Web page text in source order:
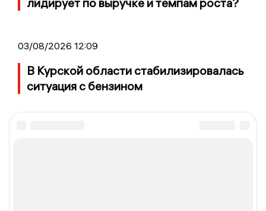
03/08/2026 12:09
В Курской области стабилизировалась
ситуация с бензином